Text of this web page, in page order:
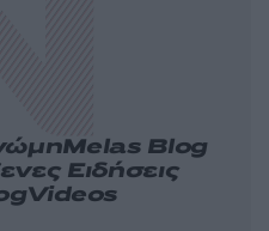
Melas Blog
Ειδήσεις
Videos